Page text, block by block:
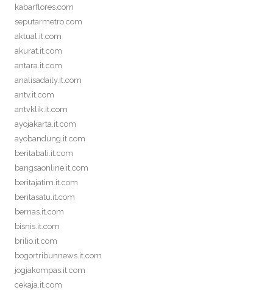
kabarflores.com
seputarmetro.com
aktual.it.com
akurat.it.com
antara.it.com
analisadaily.it.com
antv.it.com
antvklik.it.com
ayojakarta.it.com
ayobandung.it.com
beritabali.it.com
bangsaonline.it.com
beritajatim.it.com
beritasatu.it.com
bernas.it.com
bisnis.it.com
brilio.it.com
bogortribunnews.it.com
jogjakompas.it.com
cekaja.it.com